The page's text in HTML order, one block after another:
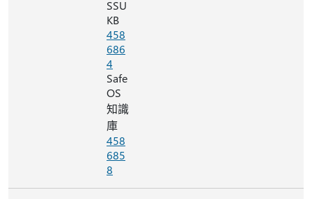
SSU
KB
458
686
4
Safe
OS
知識
庫
458
685
8